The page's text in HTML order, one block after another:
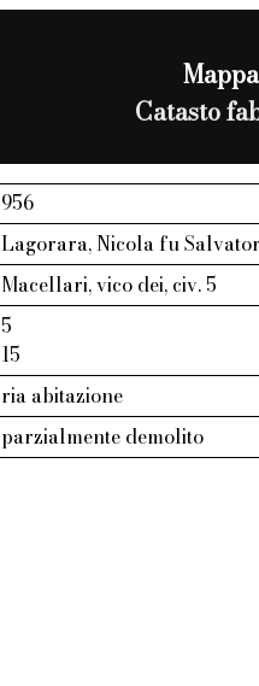
Catasto
956
Lagorara, Nicola fu
Macellari, vico dei, civ. 5
5
15
ria abitazione
parzialmente demolito